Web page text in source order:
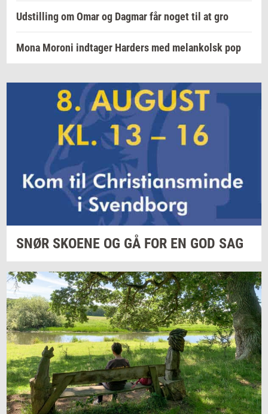
Udstilling om Omar og Dagmar får noget til at gro
Mona Moroni indtager Harders med melankolsk pop
SNØR SKO­E­NE OG GÅ FOR EN GOD SAG